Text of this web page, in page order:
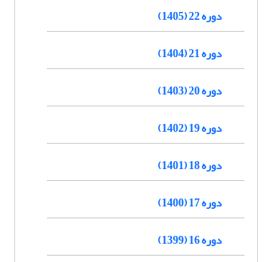
دوره 22 (1405)
دوره 21 (1404)
دوره 20 (1403)
دوره 19 (1402)
دوره 18 (1401)
دوره 17 (1400)
دوره 16 (1399)